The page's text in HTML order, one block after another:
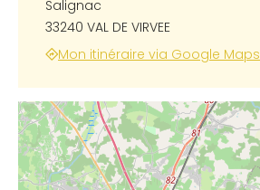
Salignac
33240 VAL DE VIRVEE
Mon itinéraire via Google Maps